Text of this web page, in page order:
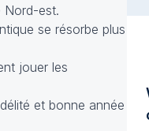
Nord-est.
se résorbe plus
jouer les
et bonne année